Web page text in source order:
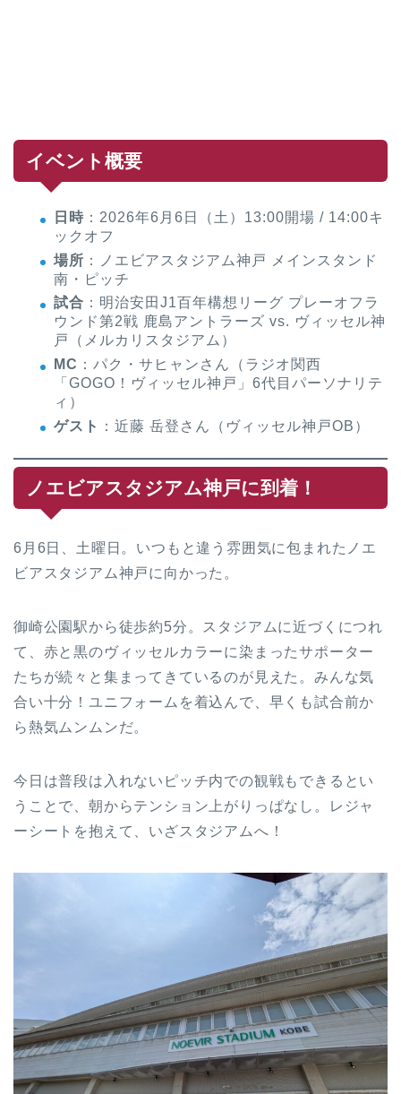
イベント概要
日時 ：2026年6月6日（土）13:00開場 / 14:00キ
ックオフ
場所 ：ノエビアスタジアム神戸 メインスタンド
南・ピッチ
試合 ：明治安田J1百年構想リーグ プレーオフラ
ウンド第2戦 鹿島アントラーズ vs. ヴィッセル神
戸（メルカリスタジアム）
MC ：パク・サヒャンさん（ラジオ関西
「GOGO！ヴィッセル神戸」6代目パーソナリテ
ィ）
ゲスト
：近藤 岳登さん（ヴィッセル神戸OB）
ノエビアスタジアム神戸に到着！
6月6日、土曜日。いつもと違う雰囲気に包まれたノエ
ビアスタジアム神戸に向かった。
御崎公園駅から徒歩約5分。スタジアムに近づくにつれ
て、赤と黒のヴィッセルカラーに染まったサポーター
たちが続々と集まってきているのが見えた。みんな気
合い十分！ユニフォームを着込んで、早くも試合前か
ら熱気ムンムンだ。
今日は普段は入れないピッチ内での観戦もできるとい
うことで、朝からテンション上がりっぱなし。レジャ
ーシートを抱えて、いざスタジアムへ！